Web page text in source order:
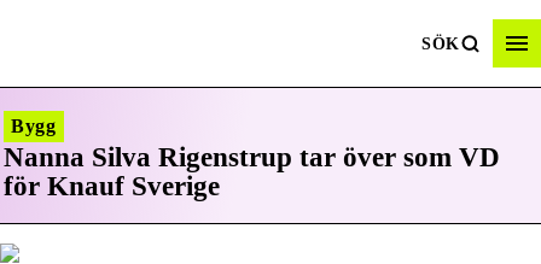
SÖK
Bygg
Nanna Silva Rigenstrup tar över som VD
för Knauf Sverige